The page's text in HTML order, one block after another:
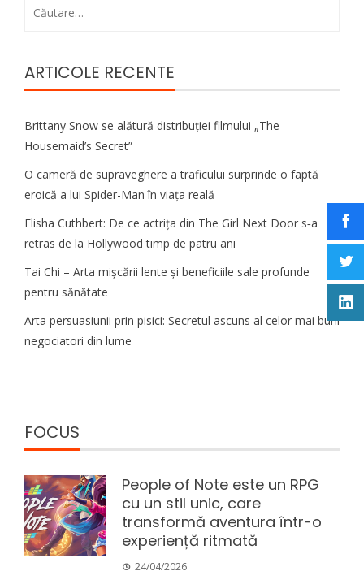
ARTICOLE RECENTE
Brittany Snow se alătură distribuției filmului „The
Housemaid’s Secret”
O cameră de supraveghere a traficului surprinde o faptă
eroică a lui Spider-Man în viața reală
Elisha Cuthbert: De ce actrița din The Girl Next Door s‑a
retras de la Hollywood timp de patru ani
Tai Chi – Arta mișcării lente și beneficiile sale profunde
pentru sănătate
Arta persuasiunii prin pisici: Secretul ascuns al celor mai buni
negociatori din lume
FOCUS
People of Note este un RPG
cu un stil unic, care
transformă aventura într-o
experiență ritmată
24/04/2026